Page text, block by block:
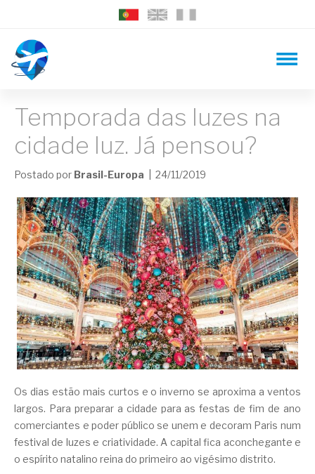
Temporada das luzes na
cidade luz. Já pensou?
Postado por Brasil-Europa | 24/11/2019
Os dias estão mais curtos e o inverno se aproxima a ventos
largos. Para preparar a cidade para as festas de fim de ano
comerciantes e poder público se unem e decoram Paris num
festival de luzes e criatividade. A capital fica aconchegante e
o espírito natalino reina do primeiro ao vigésimo distrito.